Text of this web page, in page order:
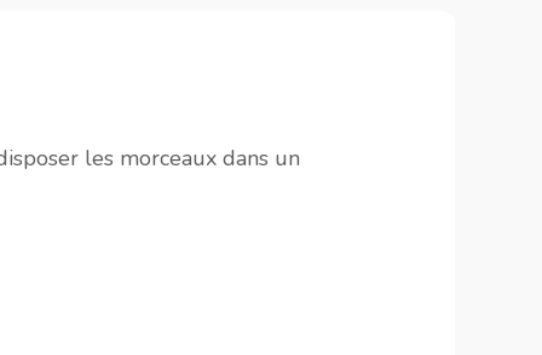
les morceaux dans un